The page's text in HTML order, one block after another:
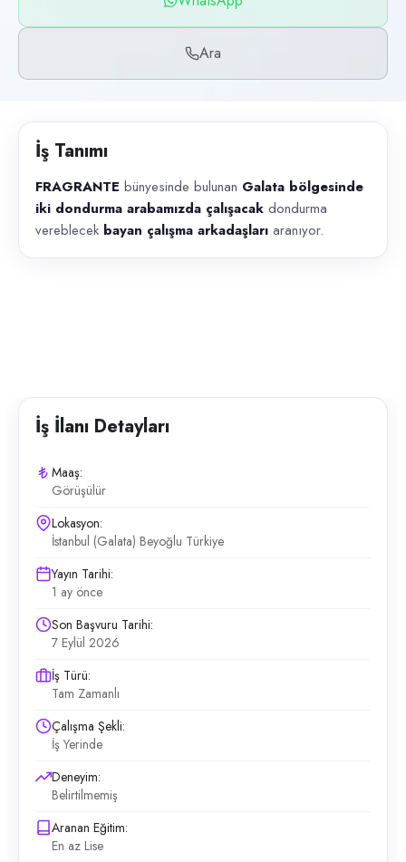
WhatsApp, Telefon
İlan açıklaması
Ara
İş Tanımı
FRAGRANTE bünyesinde bulunan Galata bölgesinde
iki dondurma arabamızda çalışacak dondurma
vereblecek bayan çalışma arkadaşları aranıyor.
İş İlanı Detayları
Maaş:
Görüşülür
Lokasyon:
İstanbul (Galata) Beyoğlu Türkiye
Yayın Tarihi:
1 ay önce
Son Başvuru Tarihi:
7 Eylül 2026
İş Türü:
Tam Zamanlı
Çalışma Şekli:
İş Yerinde
Deneyim:
Belirtilmemiş
Aranan Eğitim:
En az Lise